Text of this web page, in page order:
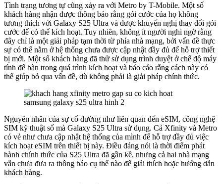
Tình trạng tương tự cũng xảy ra với Metro by T-Mobile. Một số
khách hàng nhận được thông báo rằng gói cước của họ không
tương thích với Galaxy S25 Ultra và được khuyến nghị thay đổi gói
cước để có thể kích hoạt. Tuy nhiên, không ít người nghi ngờ rằng
đây chỉ là một giải pháp tạm thời từ phía nhà mạng, bởi vấn đề thực
sự có thể nằm ở hệ thống chưa được cập nhật đầy đủ để hỗ trợ thiết
bị mới. Một số khách hàng đã thử sử dụng trình duyệt ở chế độ máy
tính để bàn trong quá trình kích hoạt và báo cáo rằng cách này có
thể giúp bỏ qua vấn đề, dù không phải là giải pháp chính thức.
Nguyên nhân của sự cố dường như liên quan đến eSIM, công nghệ
SIM kỹ thuật số mà Galaxy S25 Ultra sử dụng. Cả Xfinity và Metro
có vẻ như chưa cập nhật hệ thống của mình để hỗ trợ đầy đủ việc
kích hoạt eSIM trên thiết bị này. Điều đáng nói là thời điểm phát
hành chính thức của S25 Ultra đã gần kề, nhưng cả hai nhà mạng
vẫn chưa đưa ra thông báo cụ thể nào để giải thích hoặc hướng dẫn
khách hàng.